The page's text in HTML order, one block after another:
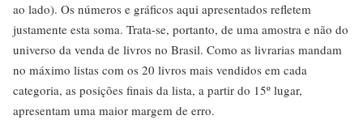
ao lado). Os números e gráficos aqui apresentados refletem
justamente esta soma. Trata-se, portanto, de uma amostra e não do
universo da venda de livros no Brasil. Como as livrarias mandam
no máximo listas com os 20 livros mais vendidos em cada
categoria, as posições finais da lista, a partir do 15º lugar,
apresentam uma maior margem de erro.